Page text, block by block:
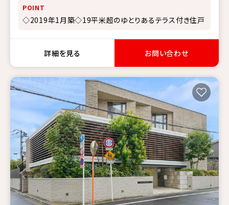
POINT
◇2019年1月築◇19平米超のゆとりあるテラス付き住戸
詳細を見る お問い合わせ